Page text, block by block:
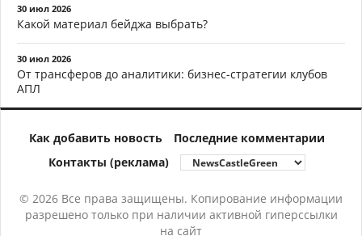
30 июл 2026
Какой материал бейджа выбрать?
30 июл 2026
От трансферов до аналитики: бизнес-стратегии клубов
АПЛ
Как добавить новость
Последние комментарии
Контакты (реклама)
© 2026 Все права защищены. Копирование информации
разрешено только при наличии активной гиперссылки
на сайт